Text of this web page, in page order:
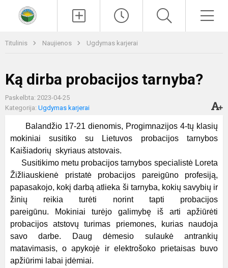
Titulinis Naujienos Ugdymas karjerai
Ką dirba probacijos tarnyba?
Paskelbta: 2023-04-25
Kategorija: Ugdymas karjerai
Balandžio 17-21 dienomis, Progimnazijos 4-tų klasių
mokiniai susitiko su Lietuvos probacijos tarnybos
Kaišiadorių skyriaus atstovais.
Susitikimo metu probacijos tarnybos specialistė Loreta
Žižliauskienė pristatė probacijos pareigūno profesiją,
papasakojo, kokį darbą atlieka ši tarnyba, kokių savybių ir
žinių reikia turėti norint tapti probacijos
pareigūnu. Mokiniai turėjo galimybę iš arti apžiūrėti
probacijos atstovų turimas priemones, kurias naudoja
savo darbe. Daug dėmesio sulaukė antrankių
matavimasis, o apykojė ir elektrošoko prietaisas buvo
apžiūrimi labai įdėmiai.